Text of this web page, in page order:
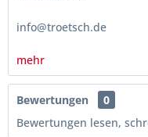
info@troetsch.de
mehr
Bewertungen
0
Bewertungen lesen,